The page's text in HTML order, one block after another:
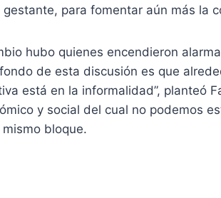
para fomentar aún más la
hubo quienes encendieron
de esta discusión es que
está en la informalidad”, planteó
y social del cual no podemos
bloque.